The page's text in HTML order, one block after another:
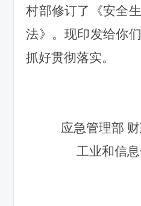
村部修订了《安全
法》。现印发给你
抓好贯彻落实。
应急管理部
工业和信